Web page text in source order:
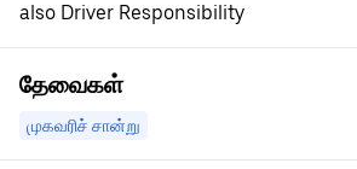
also Driver Responsibility
தேவைகள்
முகவரிச் சான்று